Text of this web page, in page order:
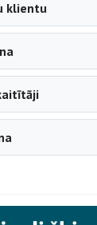
klientu